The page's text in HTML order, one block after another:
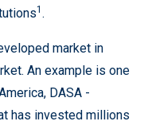
1 .
market in
An example is one
DASA -
has invested millions